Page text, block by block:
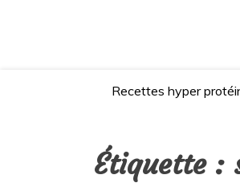
Recettes hyper
Étiquette :